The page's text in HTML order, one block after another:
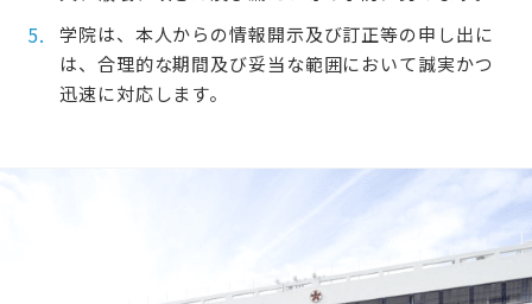
学院は、本人からの情報開示及び訂正等の申し出に
は、合理的な期間及び妥当な範囲において誠実かつ
迅速に対応します。